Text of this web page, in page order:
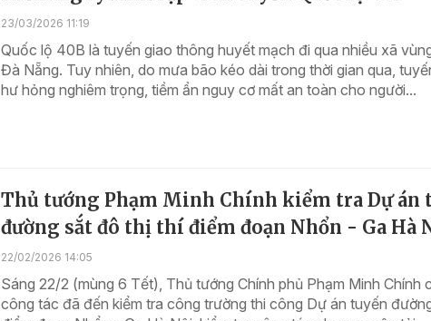
23/03/2026 11:19
Quốc lộ 40B là tuyến giao thông huyết mạch đi qua nhiều xã
Đà Nẵng. Tuy nhiên, do mưa bão kéo dài trong thời gian qua,
hư hỏng nghiêm trọng, tiềm ẩn nguy cơ mất an toàn cho người...
Thủ tướng Phạm Minh Chính kiểm tra Dự án
đường sắt đô thị thí điểm đoạn Nhổn - Ga Hà
22/02/2026 14:05
Sáng 22/2 (mùng 6 Tết), Thủ tướng Chính phủ Phạm Minh Chính
công tác đã đến kiểm tra công trường thi công Dự án tuyến